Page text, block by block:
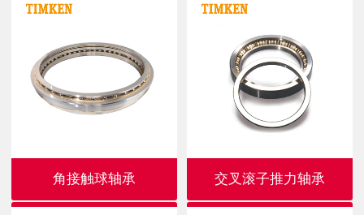
角接触球轴承 交叉滚子推力轴承